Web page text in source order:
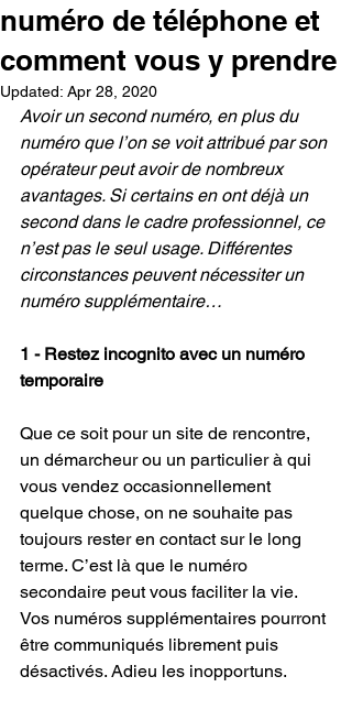
numéro de téléphone et
comment vous y prendre
Updated: Apr 28, 2020
Avoir un second numéro, en plus du
numéro que l’on se voit attribué par son
opérateur peut avoir de nombreux
avantages. Si certains en ont déjà un
second dans le cadre professionnel, ce
n’est pas le seul usage. Différentes
circonstances peuvent nécessiter un
numéro supplémentaire…
1 - Restez incognito avec un numéro
temporaire
Que ce soit pour un site de rencontre,
un démarcheur ou un particulier à qui
vous vendez occasionnellement
quelque chose, on ne souhaite pas
toujours rester en contact sur le long
terme. C’est là que le numéro
secondaire peut vous faciliter la vie.
Vos numéros supplémentaires pourront
être communiqués librement puis
désactivés. Adieu les inopportuns.